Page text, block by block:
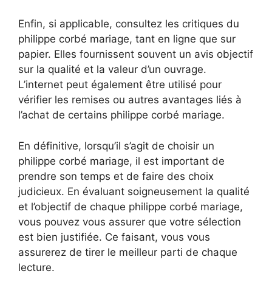
Enfin, si applicable, consultez les critiques du
philippe corbé mariage, tant en ligne que sur
papier. Elles fournissent souvent un avis objectif
sur la qualité et la valeur d’un ouvrage.
L’internet peut également être utilisé pour
vérifier les remises ou autres avantages liés à
l’achat de certains philippe corbé mariage.
En définitive, lorsqu’il s’agit de choisir un
philippe corbé mariage, il est important de
prendre son temps et de faire des choix
judicieux. En évaluant soigneusement la qualité
et l’objectif de chaque philippe corbé mariage,
vous pouvez vous assurer que votre sélection
est bien justifiée. Ce faisant, vous vous
assurerez de tirer le meilleur parti de chaque
lecture.